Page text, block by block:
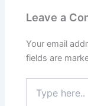
Leave a
Your email
fields are
here..